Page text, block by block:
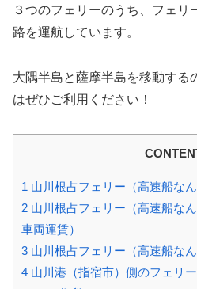
３つのフェリーのうち、フェリ
路を運航しています。
大隅半島と薩摩半島を移動する
はぜひご利用ください！
1 山川根占フェリー（高速船な
2 山川根占フェリー（高速船な
車両運賃）
3 山川根占フェリー（高速船な
4 山川港（指宿市）側のフェリ